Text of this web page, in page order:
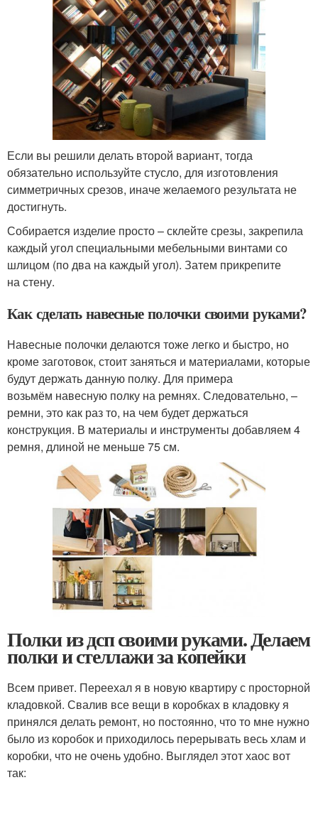
Если вы решили делать второй вариант, тогда
обязательно используйте стусло, для изготовления
симметричных срезов, иначе желаемого результата не
достигнуть.
Собирается изделие просто – склейте срезы, закрепила
каждый угол специальными мебельными винтами со
шлицом (по два на каждый угол). Затем прикрепите
на стену.
Как сделать навесные полочки своими руками?
Навесные полочки делаются тоже легко и быстро, но
кроме заготовок, стоит заняться и материалами, которые
будут держать данную полку. Для примера
возьмём навесную полку на ремнях. Следовательно, –
ремни, это как раз то, на чем будет держаться
конструкция. В материалы и инструменты добавляем 4
ремня, длиной не меньше 75 см.
Полки из дсп своими руками. Делаем
полки и стеллажи за копейки
Всем привет. Переехал я в новую квартиру с просторной
кладовкой. Свалив все вещи в коробках в кладовку я
принялся делать ремонт, но постоянно, что то мне нужно
было из коробок и приходилось перерывать весь хлам и
коробки, что не очень удобно. Выглядел этот хаос вот
так: